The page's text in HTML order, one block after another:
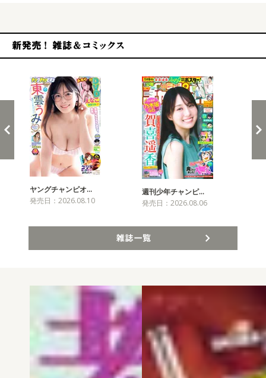
ヤングチャンピオ…
発売日：2026.08.10
週刊少年チャンピ…
発売日：2026.08.06